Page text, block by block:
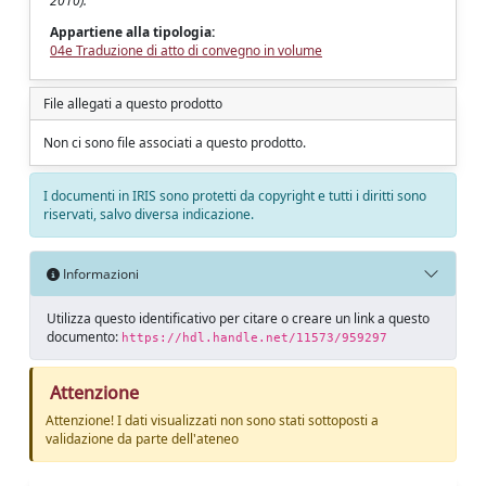
Appartiene alla tipologia:
04e Traduzione di atto di convegno in volume
File allegati a questo prodotto
Non ci sono file associati a questo prodotto.
I documenti in IRIS sono protetti da copyright e tutti i diritti sono
riservati, salvo diversa indicazione.
Informazioni
Utilizza questo identificativo per citare o creare un link a questo
documento: https://hdl.handle.net/11573/959297
Attenzione
Attenzione! I dati visualizzati non sono stati sottoposti a
validazione da parte dell'ateneo